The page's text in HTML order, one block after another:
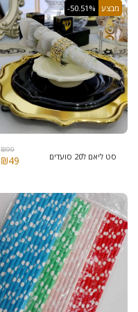
מבצע -50.51%
סט ליאם ל20 סועדים
₪99
₪49